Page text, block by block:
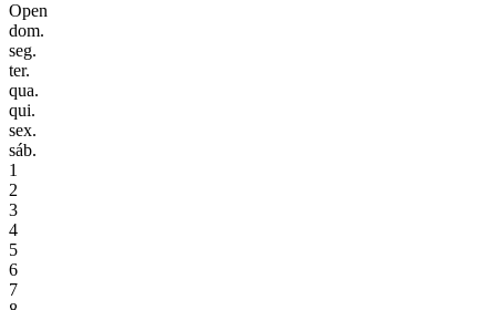
Open
dom.
seg.
ter.
qua.
qui.
sex.
sáb.
1
2
3
4
5
6
7